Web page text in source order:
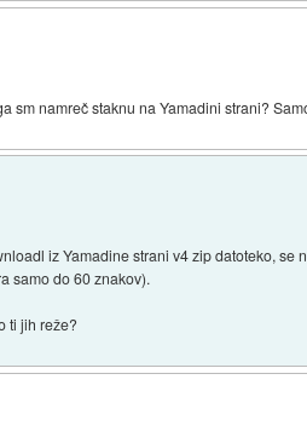
sm namreč staknu na Yamadini strani?
iz Yamadine strani v4 zip datoteko, se
samo do 60 znakov).
ti jih reže?